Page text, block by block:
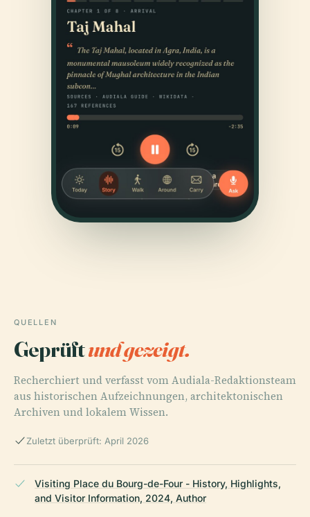
QUELLEN
Geprüftund gezeigt.
Recherchiert und verfasst vom Audiala-Redaktionsteam
aus historischen Aufzeichnungen, architektonischen
Archiven und lokalem Wissen.
Zuletzt überprüft: April 2026
Visiting Place du Bourg-de-Four - History, Highlights,
and Visitor Information, 2024, Author